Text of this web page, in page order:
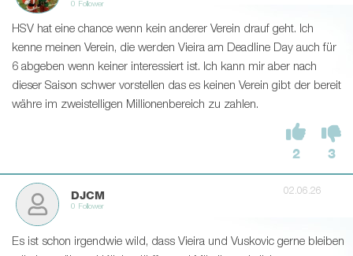
0 Follower
HSV hat eine chance wenn kein anderer Verein drauf geht. Ich
kenne meinen Verein, die werden Vieira am Deadline Day auch für
6 abgeben wenn keiner interessiert ist. Ich kann mir aber nach
dieser Saison schwer vorstellen das es keinen Verein gibt der bereit
währe im zweistelligen Millionenbereich zu zahlen.
2 3
DJCM
0 Follower
02.06.26
Es ist schon irgendwie wild, dass Vieira und Vuskovic gerne bleiben